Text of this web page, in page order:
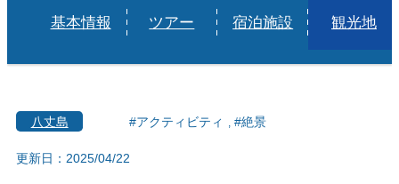
基本情報 ツアー 宿泊施設 観光地
八丈島 #アクティビティ #絶景
更新日：2025/04/22